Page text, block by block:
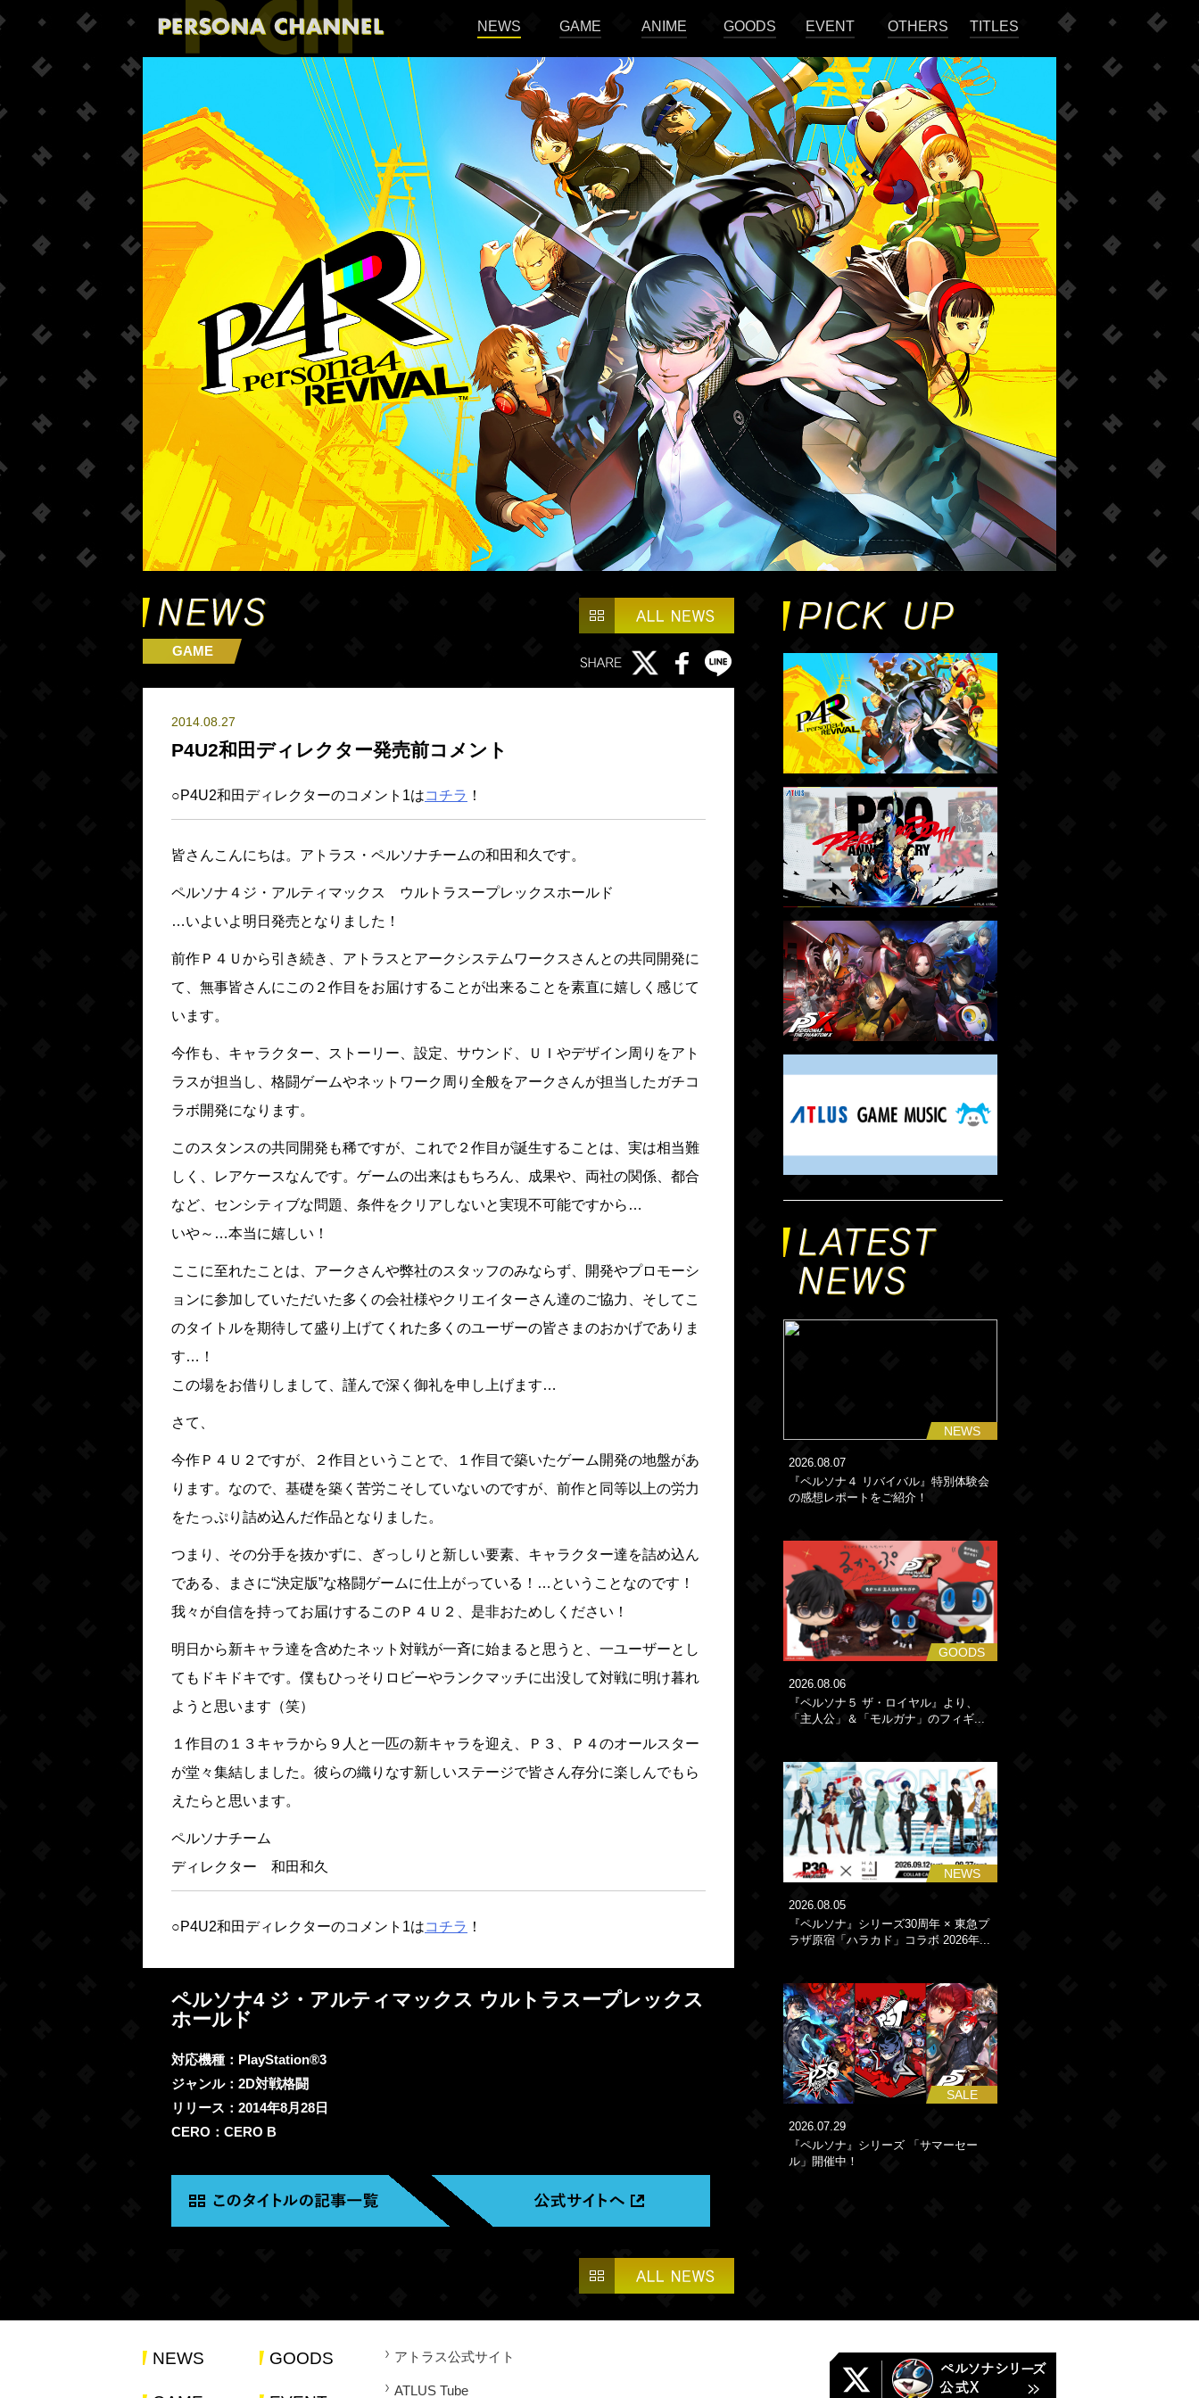
NEWS GAME ANIME GOODS EVENT OTHERS TITLES
GAME
2014.08.27
P4U2和田ディレクター発売前コメント
○P4U2和田ディレクターのコメント1はコチラ ！
皆さんこんにちは。アトラス・ペルソナチームの和田和久です。
ペルソナ４ジ・アルティマックス ウルトラスープレックスホールド
…いよいよ明日発売となりました！
前作Ｐ４Ｕから引き続き、アトラスとアークシステムワークスさんとの共同開発に
て、無事皆さんにこの２作目をお届けすることが出来ることを素直に嬉しく感じて
います。
今作も、キャラクター、ストーリー、設定、サウンド、ＵＩやデザイン周りをアト
ラスが担当し、格闘ゲームやネットワーク周り全般をアークさんが担当したガチコ
ラボ開発になります。
このスタンスの共同開発も稀ですが、これで２作目が誕生することは、実は相当難
しく、レアケースなんです。ゲームの出来はもちろん、成果や、両社の関係、都合
など、センシティブな問題、条件をクリアしないと実現不可能ですから…
いや～…本当に嬉しい！
ここに至れたことは、アークさんや弊社のスタッフのみならず、開発やプロモーシ
ョンに参加していただいた多くの会社様やクリエイターさん達のご協力、そしてこ
のタイトルを期待して盛り上げてくれた多くのユーザーの皆さまのおかげでありま
す…！
この場をお借りしまして、謹んで深く御礼を申し上げます…
さて、
今作Ｐ４Ｕ２ですが、２作目ということで、１作目で築いたゲーム開発の地盤があ
ります。なので、基礎を築く苦労こそしていないのですが、前作と同等以上の労力
をたっぷり詰め込んだ作品となりました。
つまり、その分手を抜かずに、ぎっしりと新しい要素、キャラクター達を詰め込ん
である、まさに“決定版”な格闘ゲームに仕上がっている！…ということなのです！
我々が自信を持ってお届けするこのＰ４Ｕ２、是非おためしください！
明日から新キャラ達を含めたネット対戦が一斉に始まると思うと、一ユーザーとし
てもドキドキです。僕もひっそりロビーやランクマッチに出没して対戦に明け暮れ
ようと思います（笑）
１作目の１３キャラから９人と一匹の新キャラを迎え、Ｐ３、Ｐ４のオールスター
が堂々集結しました。彼らの織りなす新しいステージで皆さん存分に楽しんでもら
えたらと思います。
ペルソナチーム
ディレクター 和田和久
○P4U2和田ディレクターのコメント1はコチラ ！
ペルソナ4 ジ・アルティマックス ウルトラスープレックス
ホールド
対応機種：PlayStation®3
ジャンル：2D対戦格闘
リリース：2014年8月28日
CERO：CERO B
NEWS
2026.08.07
『ペルソナ４ リバイバル』特別体験会
の感想レポートをご紹介！
GOODS
2026.08.06
『ペルソナ５ ザ・ロイヤル』より、
「主人公」＆「モルガナ」のフィギ...
NEWS
2026.08.05
『ペルソナ』シリーズ30周年 × 東急プ
ラザ原宿「ハラカド」コラボ 2026年...
SALE
2026.07.29
『ペルソナ』シリーズ 「サマーセー
ル」開催中！
NEWS GOODS アトラス公式サイト
ATLUS Tube